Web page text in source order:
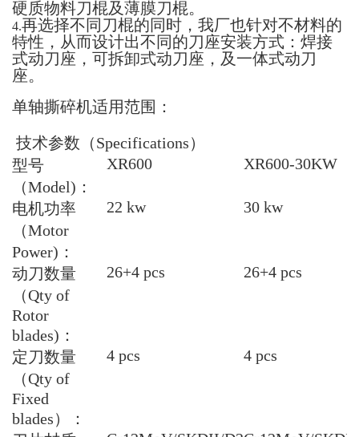
硬质物料刀棍及薄膜刀棍。
4.再选择不同刀棍的同时，我厂也针对不材料的
特性，从而设计出不同的刀座安装方式：焊接
式动刀座，可拆卸式动刀座，及一体式动刀
座。
单轴撕碎机适用范围：
技术参数（Specifications）
型号
（Model) ：
XR600 XR600-30KW
电机功率
（Motor
Power) ：
22 kw 30 kw
动刀数量
（Qty of
Rotor
blades) ：
26+4 pcs 26+4 pcs
定刀数量
（Qty of
Fixed
blades）：
4 pcs 4 pcs